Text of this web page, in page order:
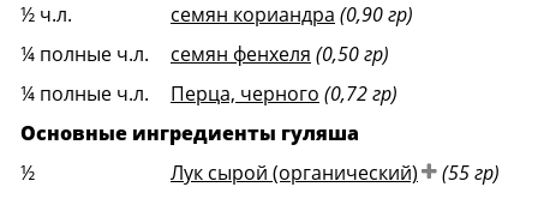
½ ч.л. семян кориандра (0,90 гр)
¼ полные ч.л. семян фенхеля (0,50 гр)
¼ полные ч.л. Перца, черного (0,72 гр)
Основные ингредиенты гуляша
½
Лук сырой (органический)
(55 гр)